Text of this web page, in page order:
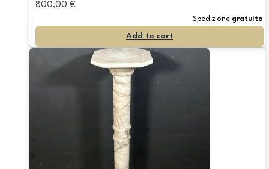
800,00 €
Spedizione gratuita
Add to cart